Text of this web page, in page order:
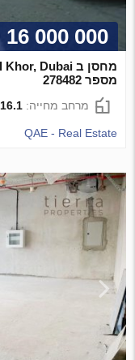
16 000 000 AED
מספר 278482
מרחב מחייה:m²
QAE - Real Estate